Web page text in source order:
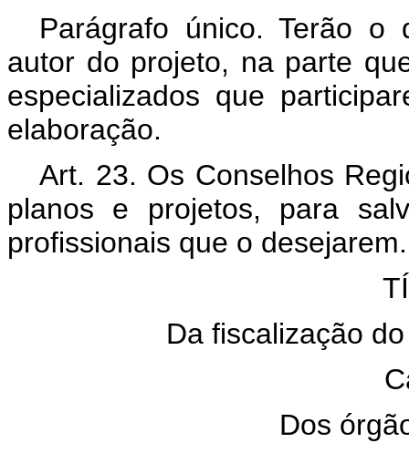
Parágrafo único. Terão o
autor do projeto, na parte
especializados que
elaboração.
Art. 23. Os Conselhos
planos e projetos, para
profissionais que o desejarem.
Da fiscalização
Dos